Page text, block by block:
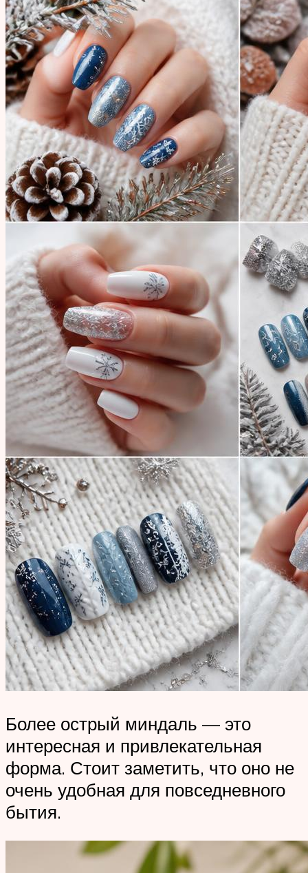
Более острый миндаль — это
интересная и привлекательная
форма. Стоит заметить, что оно не
очень удобная для повседневного
бытия.